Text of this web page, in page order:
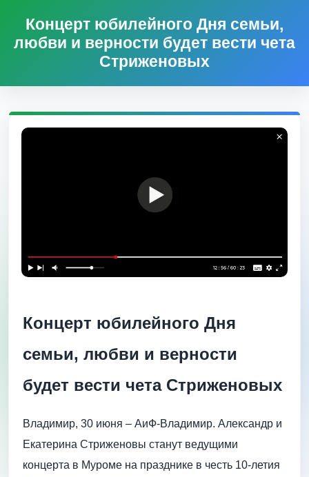
Концерт юбилейного Дня семьи,
любви и верности будет вести чета
Стриженовых
Концерт юбилейного Дня
семьи, любви и верности
будет вести чета Стриженовых
Владимир, 30 июня – АиФ-Владимир. Александр и
Екатерина Стриженовы станут ведущими
концерта в Муроме на празднике в честь 10-летия